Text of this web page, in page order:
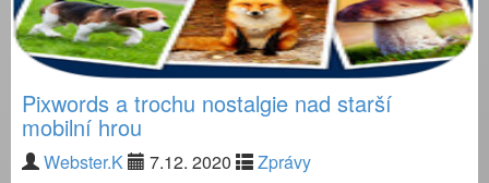
Pixwords a trochu nostalgie nad starší
mobilní hrou
Webster.K 7.12. 2020
Zprávy